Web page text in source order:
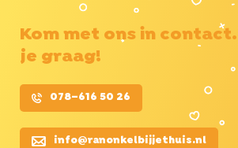
Kom met ons in
je graag!
078–616 50 26
info@ranonkelbijjethuis.nl